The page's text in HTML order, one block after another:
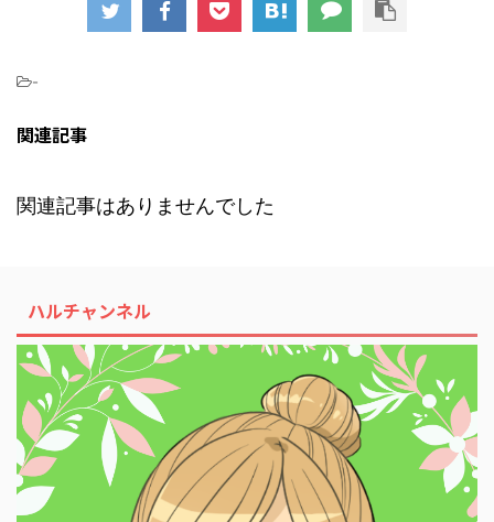
-
関連記事
関連記事はありませんでした
ハルチャンネル